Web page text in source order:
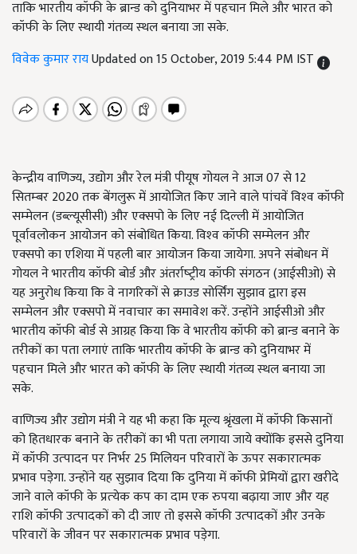
ताकि भारतीय कॉफी के ब्रान्‍ड को दुनियाभर में पहचान मिले और भारत को
कॉफी के लिए स्‍थायी गंतव्‍य स्‍थल बनाया जा सके.
विवेक कुमार रायUpdated on 15 October, 2019 5:44 PM IST
केन्‍द्रीय वाणिज्‍य, उद्योग और रेल मंत्री पीयूष गोयल ने आज 07 से 12
सितम्‍बर 2020 तक बेंगलुरू में आयोजित किए जाने वाले पांचवें विश्‍व कॉफी
सम्‍मेलन (डब्‍ल्‍यूसीसी) और एक्‍सपो के लिए नई दिल्‍ली में आयोजित
पूर्वावलोकन आयोजन को संबोधित किया. विश्‍व कॉफी सम्‍मेलन और
एक्‍सपो का एशिया में पहली बार आयोजन किया जायेगा. अपने संबोधन में
गोयल ने भारतीय कॉफी बोर्ड और अंतर्राष्‍ट्रीय कॉफी संगठन (आईसीओ) से
यह अनुरोध किया कि वे नागरिकों से क्राउड सोर्सिंग सुझाव द्वारा इस
सम्‍मेलन और एक्‍सपो में नवाचार का समावेश करें. उन्‍होंने आईसीओ और
भारतीय कॉफी बोर्ड से आग्रह किया कि वे भारतीय कॉफी को ब्रान्‍ड बनाने के
तरीकों का पता लगाएं ताकि भारतीय कॉफी के ब्रान्‍ड को दुनियाभर में
पहचान मिले और भारत को कॉफी के लिए स्‍थायी गंतव्‍य स्‍थल बनाया जा
सके.
वाणिज्‍य और उद्योग मंत्री ने यह भी कहा कि मूल्‍य श्रृंखला में कॉफी किसानों
को हितधारक बनाने के तरीकों का भी पता लगाया जाये क्‍योंकि इससे दुनिया
में कॉफी उत्‍पादन पर निर्भर 25 मिलियन परिवारों के ऊपर सकारात्‍मक
प्रभाव पड़ेगा. उन्‍होंने यह सुझाव दिया कि दुनिया में कॉफी प्रेमियों द्वारा खरीदे
जाने वाले कॉफी के प्रत्‍येक कप का दाम एक रुपया बढ़ाया जाए और यह
राशि कॉफी उत्‍पादकों को दी जाए तो इससे कॉफी उत्‍पादकों और उनके
परिवारों के जीवन पर सकारात्‍मक प्रभाव पड़ेगा.